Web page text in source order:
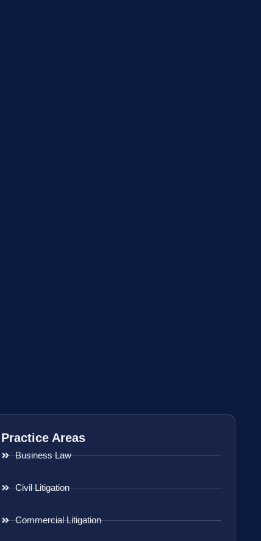
Practice Areas
Business Law
Civil Litigation
Commercial Litigation